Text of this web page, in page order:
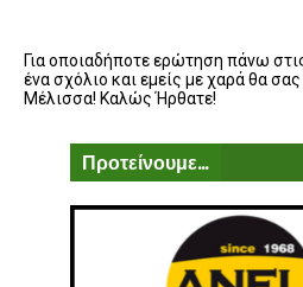
Για οποιαδήποτε ερώτηση πάνω
ένα σχόλιο και εμείς με χαρά θα
Μέλισσα! Καλώς Ήρθατε!
Προτείνουμε...